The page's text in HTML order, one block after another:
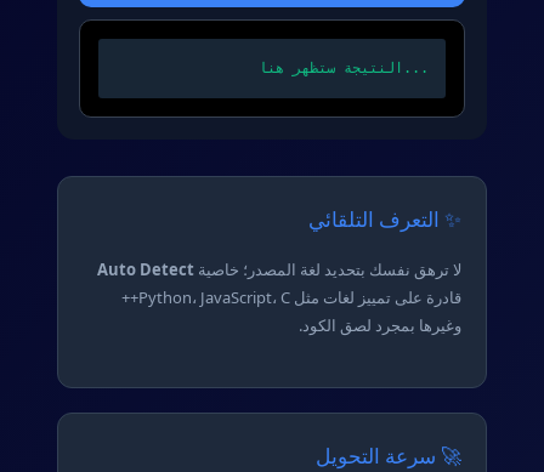
النتيجة ستظهر هنا...
✨ التعرف التلقائي
لا ترهق نفسك بتحديد لغة المصدر؛ خاصية Auto Detect
قادرة على تمييز لغات مثل Python، JavaScript، C++
وغيرها بمجرد لصق الكود.
🚀 سرعة التحويل